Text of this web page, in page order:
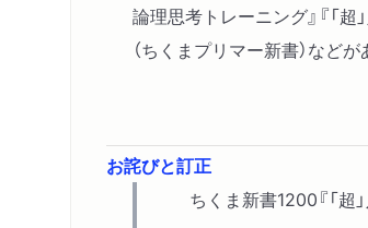
論理思考トレーニング』『「
（ちくまプリマー新書）など
お詫びと訂正
ちくま新書1200『「